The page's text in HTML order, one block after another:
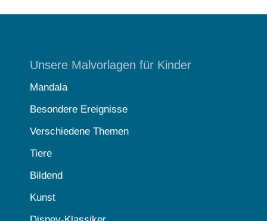
Unsere Malvorlagen für Kinder
Mandala
Besondere Ereignisse
Verschiedene Themen
Tiere
Bildend
Kunst